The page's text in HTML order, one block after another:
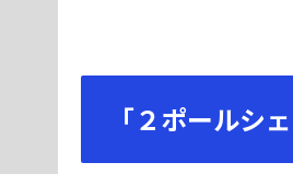
「２ポールシ